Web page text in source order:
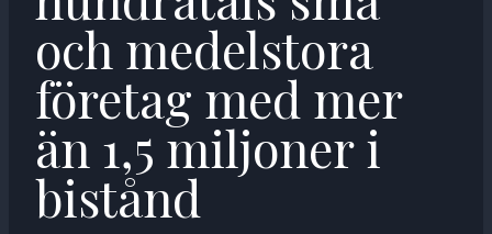
och medelstora
företag med mer
än 1,5 miljoner i
bistånd